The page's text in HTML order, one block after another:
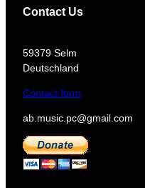
Contact Us
​59379 Selm
Deutschland
Contact form
ab.music.pc@gmail.com